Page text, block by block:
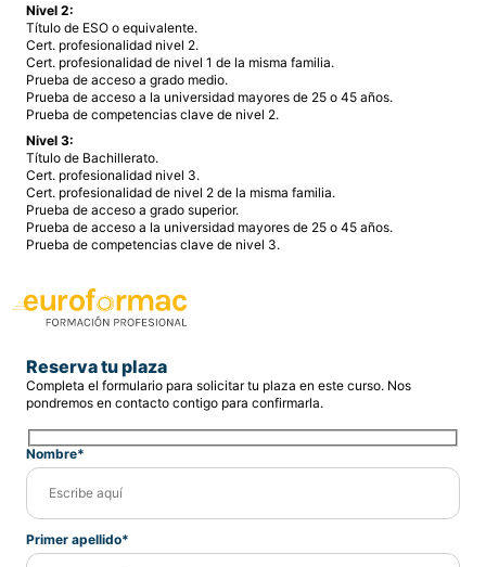
Nivel 2:
Título de ESO o equivalente.
Cert. profesionalidad nivel 2.
Cert. profesionalidad de nivel 1 de la misma familia.
Prueba de acceso a grado medio.
Prueba de acceso a la universidad mayores de 25 o 45 años.
Prueba de competencias clave de nivel 2.
Nivel 3:
Título de Bachillerato.
Cert. profesionalidad nivel 3.
Cert. profesionalidad de nivel 2 de la misma familia.
Prueba de acceso a grado superior.
Prueba de acceso a la universidad mayores de 25 o 45 años.
Prueba de competencias clave de nivel 3.
Reserva tu plaza
Completa el formulario para solicitar tu plaza en este curso. Nos
pondremos en contacto contigo para confirmarla.
Nombre*
Primer apellido*